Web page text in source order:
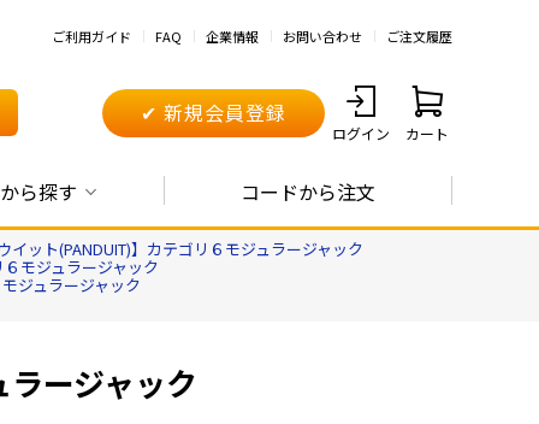
ご利用ガイド FAQ 企業情報 お問い合わせ ご注文履歴
✔ 新規会員登録
ログイン カート
ら探す コードから注文
イット(PANDUIT)】カテゴリ６モジュラージャック
６モジュラージャック
ジュラージャック
ラージャック